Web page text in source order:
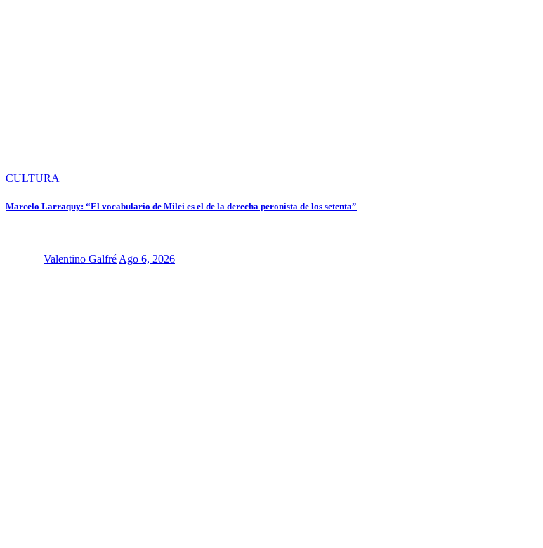
CULTURA
Marcelo Larraquy: “El vocabulario de Milei es el de la derecha peronista de los setenta”
Valentino Galfré Ago 6, 2026